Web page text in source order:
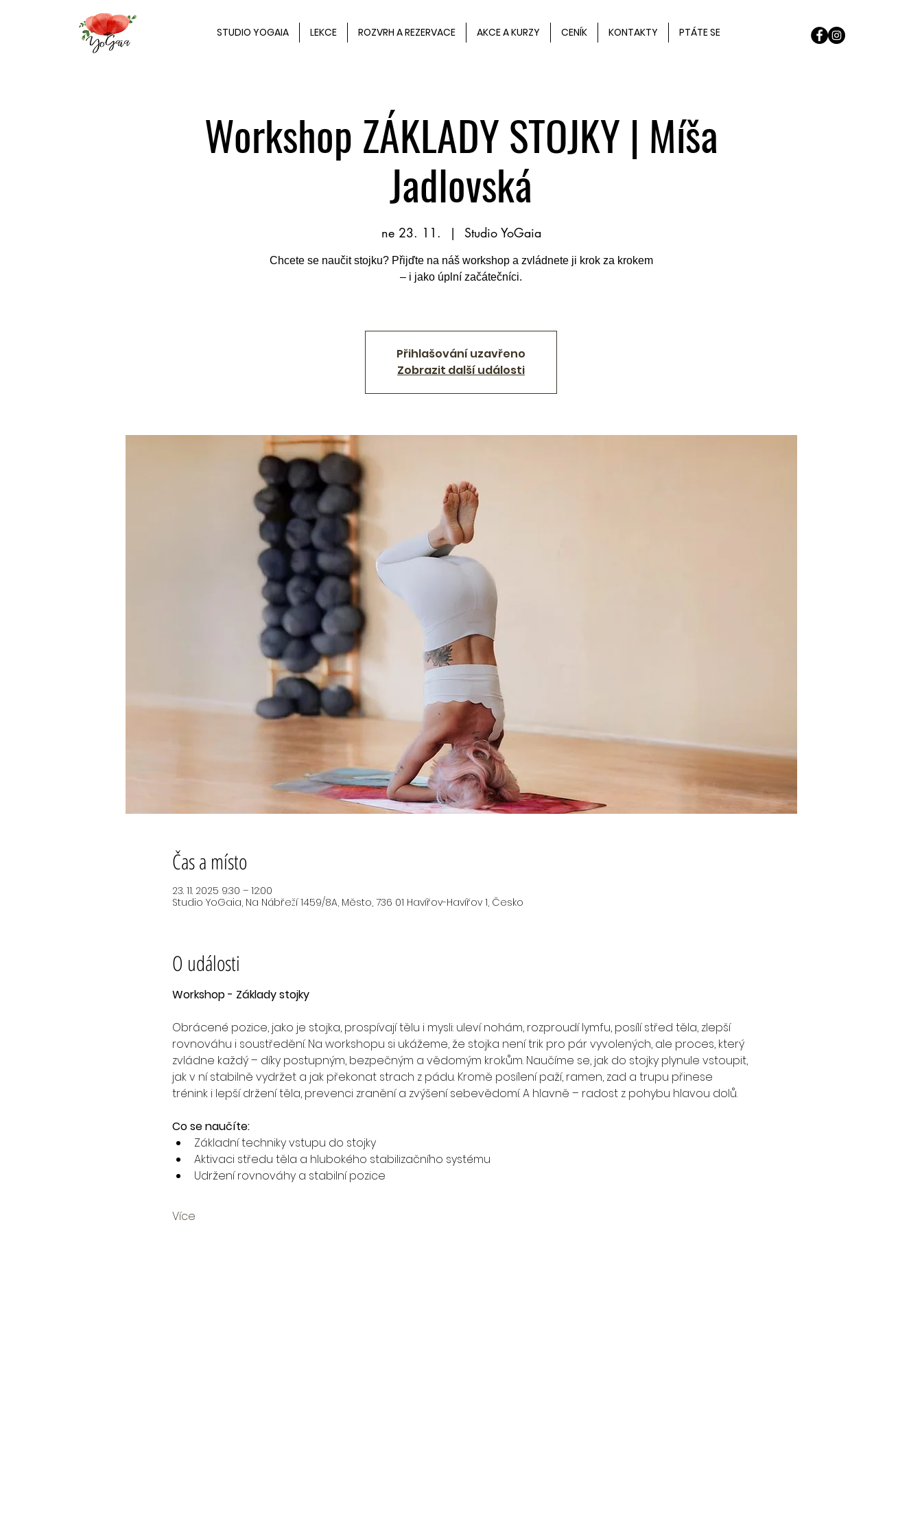
STUDIO YOGAIA LEKCE ROZVRH A REZERVACE AKCE A KURZY CENÍK KONTAKTY PTÁTE SE
Workshop ZÁKLADY STOJKY | Míša
Jadlovská
ne 23. 11.
  |
Studio YoGaia
Chcete se naučit stojku? Přijďte na náš workshop a zvládnete ji krok za krokem
– i jako úplní začátečníci.
Přihlašování uzavřeno
Zobrazit další události
Čas a místo
23. 11. 2025 9:30 – 12:00
Studio YoGaia, Na Nábřeží 1459/8A, Město, 736 01 Havířov-Havířov 1, Česko
O události
Workshop - Základy stojky
Obrácené pozice, jako je stojka, prospívají tělu i mysli: uleví nohám, rozproudí lymfu, posílí střed těla, zlepší
rovnováhu i soustředění. Na workshopu si ukážeme, že stojka není trik pro pár vyvolených, ale proces, který
zvládne každý – díky postupným, bezpečným a vědomým krokům. Naučíme se, jak do stojky plynule vstoupit,
jak v ní stabilně vydržet a jak překonat strach z pádu. Kromě posílení paží, ramen, zad a trupu přinese
trénink i lepší držení těla, prevenci zranění a zvýšení sebevědomí. A hlavně – radost z pohybu hlavou dolů.
Co se naučíte:
Základní techniky vstupu do stojky
Aktivaci středu těla a hlubokého stabilizačního systému
Udržení rovnováhy a stabilní pozice
Více